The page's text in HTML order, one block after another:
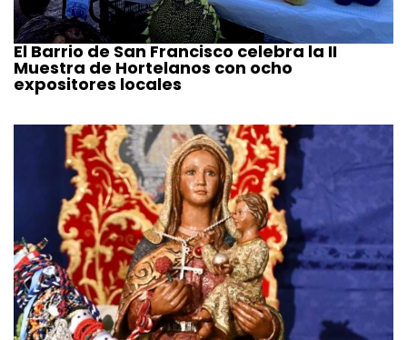
El Barrio de San Francisco celebra la II
Muestra de Hortelanos con ocho
expositores locales